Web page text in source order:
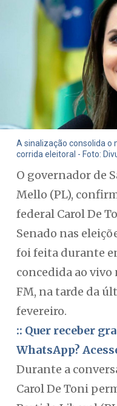
A sinalização consolida o
corrida eleitoral - Foto:
O governador de
Mello (PL),
federal Carol De
Senado nas
foi feita durante
concedida ao
FM, na tarde da
fevereiro.
:: Quer receber
WhatsApp?
Durante a
Carol De Toni